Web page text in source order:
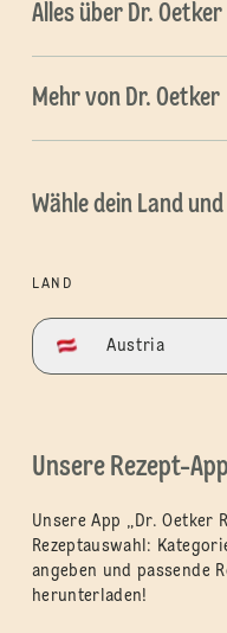
Alles über Dr. Oetker
Mehr von Dr. Oetker
Wähle dein Land
LAND
Austria
Unsere Rezept-App
Unsere App „Dr. Oetker
Rezeptauswahl:
angeben und passende
herunterladen!